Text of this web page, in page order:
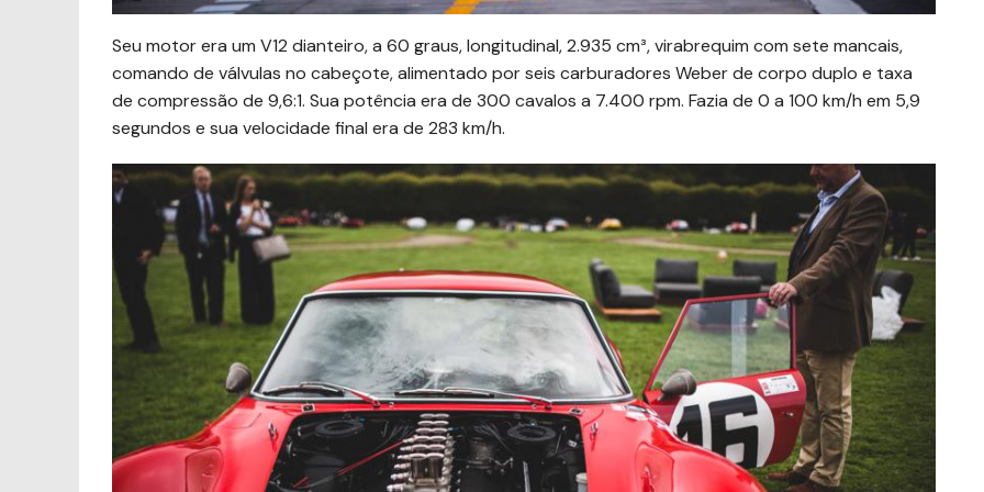
Seu motor era um V12 dianteiro, a 60 graus, longitudinal, 2.935 cm³, virabrequim com sete mancais,
comando de válvulas no cabeçote, alimentado por seis carburadores Weber de corpo duplo e taxa
de compressão de 9,6:1. Sua potência era de 300 cavalos a 7.400 rpm. Fazia de 0 a 100 km/h em 5,9
segundos e sua velocidade final era de 283 km/h.